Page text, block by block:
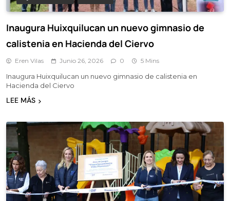
Inaugura Huixquilucan un nuevo gimnasio de
calistenia en Hacienda del Ciervo
Eren Vilas Junio 26, 2026 0 5 Mins
Inaugura Huixquilucan un nuevo gimnasio de calistenia en
Hacienda del Ciervo
LEE MÁS